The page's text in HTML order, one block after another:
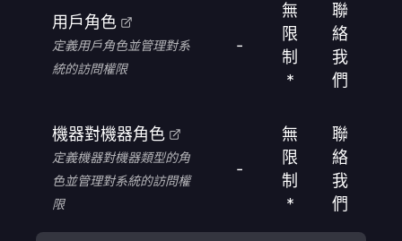
用戶角色
定義用戶角色並管理對系
統的訪問權限
-
無
限
制
*
聯
絡
我
們
機器對機器角色
定義機器對機器類型的角
色並管理對系統的訪問權
限
-
無
限
制
*
聯
絡
我
們